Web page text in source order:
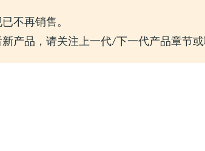
不再销售。
产品，请关注上一代/下一代产品章节或